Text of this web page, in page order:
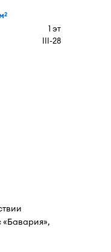
2
1 эт
III-28